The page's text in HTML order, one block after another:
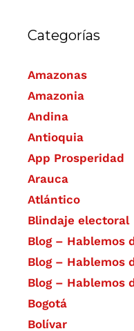
Categorías
Amazonas
Amazonia
Andina
Antioquia
App Prosperidad
Arauca
Atlántico
Blindaje electoral
Blog – Hablemos
Blog – Hablemos
Blog – Hablemos
Bogotá
Bolívar